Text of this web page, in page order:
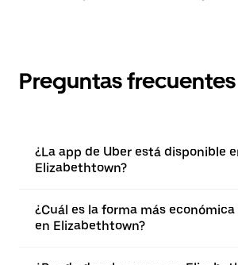
Preguntas frecuentes
¿La app de Uber está disponible
Elizabethtown?
¿Cuál es la forma más económica
en Elizabethtown?